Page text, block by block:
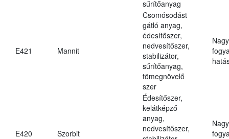
sűrítőanyag
E421 Mannit
Csomósodást
gátló anyag,
édesítőszer,
nedvesítőszer,
stabilizátor,
sűrítőanyag,
tömegnövelő
szer
E420 Szorbit
Édesítőszer,
kelátképző
anyag,
nedvesítőszer,